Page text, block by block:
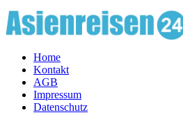
Home
Kontakt
AGB
Impressum
Datenschutz